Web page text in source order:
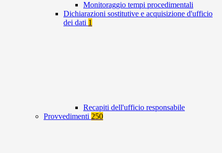
Monitoraggio tempi procedimentali
Dichiarazioni sostitutive e acquisizione d'ufficio
dei dati 1
Recapiti dell'ufficio responsabile
Provvedimenti 250